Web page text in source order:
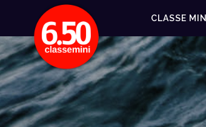
CLASSE MINI